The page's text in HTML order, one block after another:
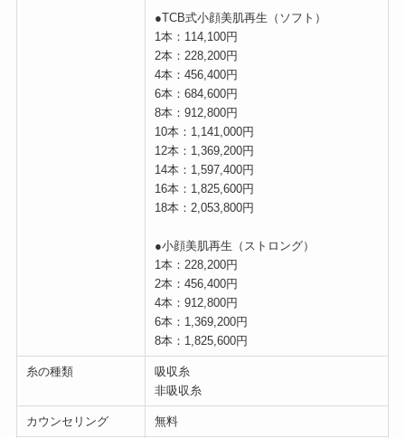
●TCB式小顔美肌再生（ソフト）
1本：114,100円
2本：228,200円
4本：456,400円
6本：684,600円
8本：912,800円
10本：1,141,000円
12本：1,369,200円
14本：1,597,400円
16本：1,825,600円
18本：2,053,800円
●小顔美肌再生（ストロング）
1本：228,200円
2本：456,400円
4本：912,800円
6本：1,369,200円
8本：1,825,600円
糸の種類
吸収糸
非吸収糸
カウンセリング 無料